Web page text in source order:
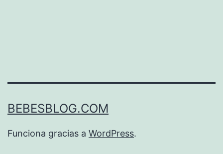
BEBESBLOG.COM
Funciona gracias a WordPress.